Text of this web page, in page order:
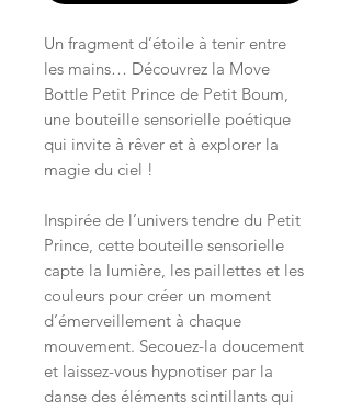
Un fragment d’étoile à tenir entre
les mains… Découvrez la Move
Bottle Petit Prince de Petit Boum,
une bouteille sensorielle poétique
qui invite à rêver et à explorer la
magie du ciel !
Inspirée de l’univers tendre du Petit
Prince, cette bouteille sensorielle
capte la lumière, les paillettes et les
couleurs pour créer un moment
d’émerveillement à chaque
mouvement. Secouez-la doucement
et laissez-vous hypnotiser par la
danse des éléments scintillants qui